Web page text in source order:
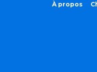
À propos